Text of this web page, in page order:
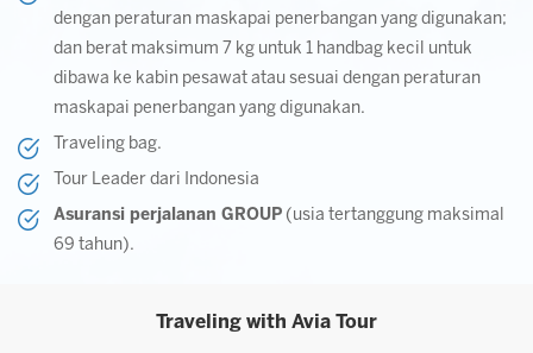
dengan peraturan maskapai penerbangan yang digunakan;
dan berat maksimum 7 kg untuk 1 handbag kecil untuk
dibawa ke kabin pesawat atau sesuai dengan peraturan
maskapai penerbangan yang digunakan.
Traveling bag.
Tour Leader dari Indonesia
Asuransi perjalanan GROUP (usia tertanggung maksimal
69 tahun).
Traveling with Avia Tour